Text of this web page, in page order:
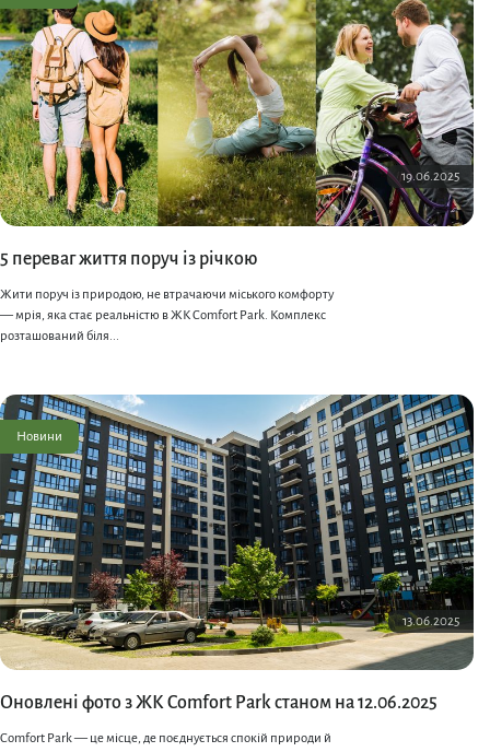
19.06.2025
5 переваг життя поруч із річкою
Жити поруч із природою, не втрачаючи міського комфорту
— мрія, яка стає реальністю в ЖК Comfort Park. Комплекс
розташований біля...
13.06.2025
Новини
Оновлені фото з ЖК Comfort Park станом на 12.06.2025
Comfort Park — це місце, де поєднується спокій природи й